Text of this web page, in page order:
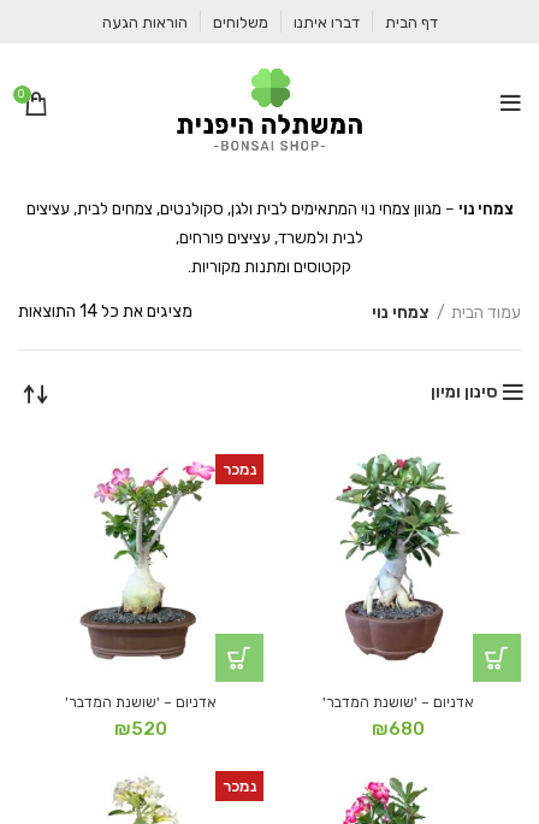
דף הבית דברו איתנו משלוחים הוראות הגעה
0
צמחי נוי – מגוון צמחי נוי המתאימים לבית ולגן, סקולנטים, צמחים לבית, עציצים
לבית ולמשרד, עציצים פורחים,
קקטוסים ומתנות מקוריות.
עמוד הבית צמחי נוי מציגים את כל ⁦14⁩ התוצאות
סינון ומיון
אדניום – 'שושנת המדבר'
₪680
נמכר
אדניום – 'שושנת המדבר'
₪520
נמכר